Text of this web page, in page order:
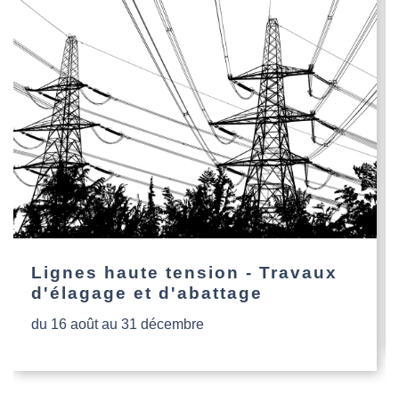
Lignes haute tension - Travaux
d'élagage et d'abattage
du 16 août au 31 décembre